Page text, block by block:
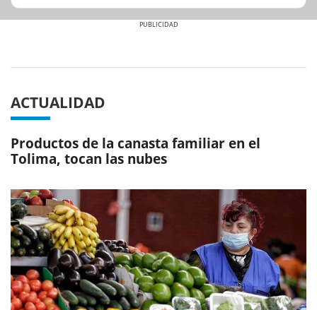
ACTUALIDAD
Productos de la canasta familiar en el
Tolima, tocan las nubes